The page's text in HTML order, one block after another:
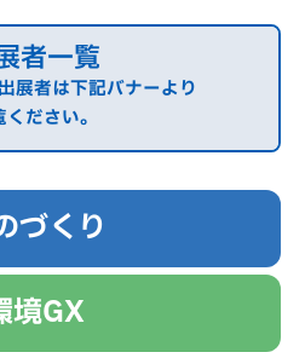
者一覧
展者は下記バナーより
ください。
づくり
境GX